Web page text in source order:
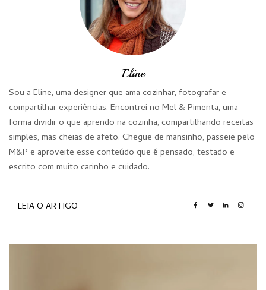
Eline
Sou a Eline, uma designer que ama cozinhar, fotografar e
compartilhar experiências. Encontrei no Mel & Pimenta, uma
forma dividir o que aprendo na cozinha, compartilhando receitas
simples, mas cheias de afeto. Chegue de mansinho, passeie pelo
M&P e aproveite esse conteúdo que é pensado, testado e
escrito com muito carinho e cuidado.
LEIA O ARTIGO